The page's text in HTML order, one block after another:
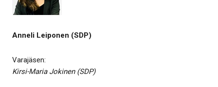
Anneli Leiponen (SDP)
Varajäsen:
Kirsi-Maria Jokinen (SDP)